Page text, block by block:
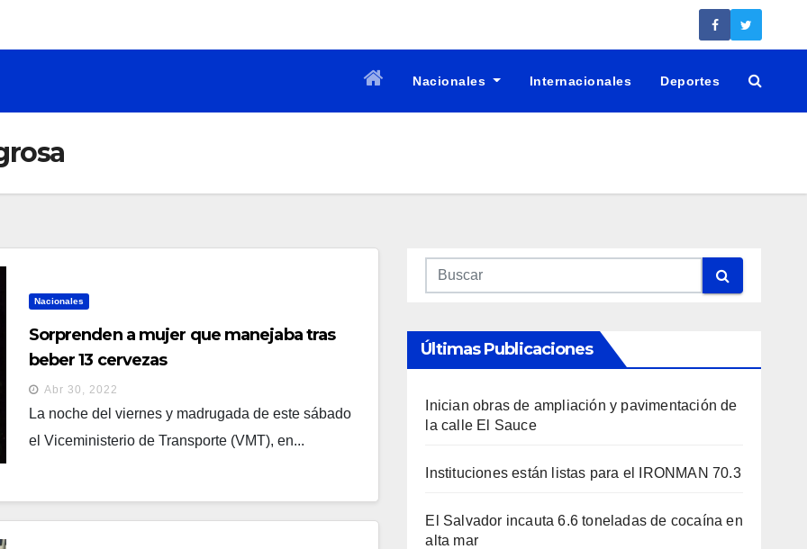
Nacionales Internacionales Deportes
Nacionales
Sorprenden a mujer que manejaba tras
beber 13 cervezas
Abr 30, 2022
La noche del viernes y madrugada de este sábado
el Viceministerio de Transporte (VMT), en...
Últimas Publicaciones
Inician obras de ampliación y pavimentación de
la calle El Sauce
Instituciones están listas para el IRONMAN 70.3
El Salvador incauta 6.6 toneladas de cocaína en
alta mar